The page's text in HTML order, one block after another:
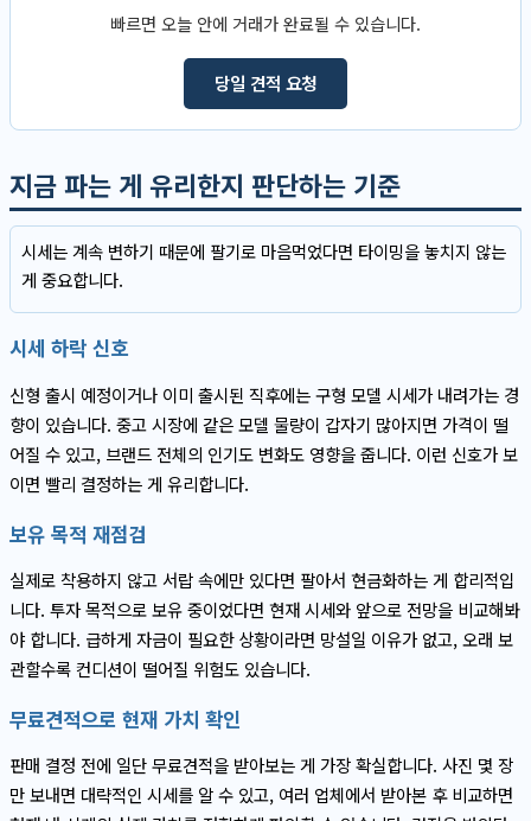
빠르면 오늘 안에 거래가 완료될 수 있습니다.
당일 견적 요청
지금 파는 게 유리한지 판단하는 기준
시세는 계속 변하기 때문에 팔기로 마음먹었다면 타이밍을 놓치지 않는
게 중요합니다.
시세 하락 신호
신형 출시 예정이거나 이미 출시된 직후에는 구형 모델 시세가 내려가는 경
향이 있습니다. 중고 시장에 같은 모델 물량이 갑자기 많아지면 가격이 떨
어질 수 있고, 브랜드 전체의 인기도 변화도 영향을 줍니다. 이런 신호가 보
이면 빨리 결정하는 게 유리합니다.
보유 목적 재점검
실제로 착용하지 않고 서랍 속에만 있다면 팔아서 현금화하는 게 합리적입
니다. 투자 목적으로 보유 중이었다면 현재 시세와 앞으로 전망을 비교해봐
야 합니다. 급하게 자금이 필요한 상황이라면 망설일 이유가 없고, 오래 보
관할수록 컨디션이 떨어질 위험도 있습니다.
무료견적으로 현재 가치 확인
판매 결정 전에 일단 무료견적을 받아보는 게 가장 확실합니다. 사진 몇 장
만 보내면 대략적인 시세를 알 수 있고, 여러 업체에서 받아본 후 비교하면